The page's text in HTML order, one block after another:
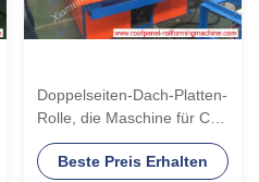
Doppelseiten-Dach-Platten-
Rolle, die Maschine für C/U
dekorativ/Deckenverkleidung
bildetBeste Preis Erhalten